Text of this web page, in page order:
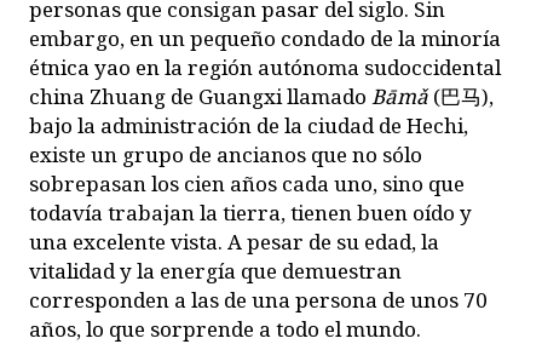
personas que consigan pasar del siglo. Sin
embargo, en un pequeño condado de la minoría
étnica yao en la región autónoma sudoccidental
china Zhuang de Guangxi llamado Bāmǎ(巴马),
bajo la administración de la ciudad de Hechi,
existe un grupo de ancianos que no sólo
sobrepasan los cien años cada uno, sino que
todavía trabajan la tierra, tienen buen oído y
una excelente vista. A pesar de su edad, la
vitalidad y la energía que demuestran
corresponden a las de una persona de unos 70
años, lo que sorprende a todo el mundo.